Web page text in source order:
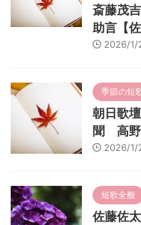
斎藤茂
助言【
2026/1/
季節の短
朝日歌
聞 高野
2026/1/
短歌全般
佐藤佐